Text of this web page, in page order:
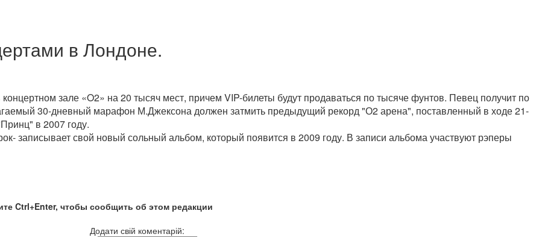
в Лондоне.
зале «O2» на 20 тысяч мест, причем VIP-билеты будут продаваться по тысяче фунтов. Певец получит по
30-дневный марафон М.Джексона должен затмить предыдущий рекорд "О2 арена", поставленный в ходе 21-
в 2007 году.
записывает свой новый сольный альбом, который появится в 2009 году. В записи альбома участвуют рэперы
Ctrl+Enter, чтобы сообщить об этом редакции
Додати свій коментарій: